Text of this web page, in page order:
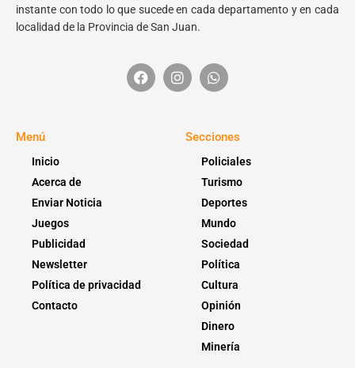
instante con todo lo que sucede en cada departamento y en cada
localidad de la Provincia de San Juan.
Menú
Inicio
Acerca de
Enviar Noticia
Juegos
Publicidad
Newsletter
Política de privacidad
Contacto
Secciones
Policiales
Turismo
Deportes
Mundo
Sociedad
Política
Cultura
Opinión
Dinero
Minería